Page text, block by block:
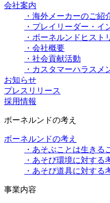
会社案内
・海外メーカーのご紹
・プレイリーダー・イ
・ボーネルンドヒスト
・会社概要
・社会貢献活動
・カスタマーハラスメ
お知らせ
プレスリリース
採用情報
ボーネルンドの考え
ボーネルンドの考え
・あそぶことは生きる
・あそび環境に対する
・あそび道具に対する
事業内容